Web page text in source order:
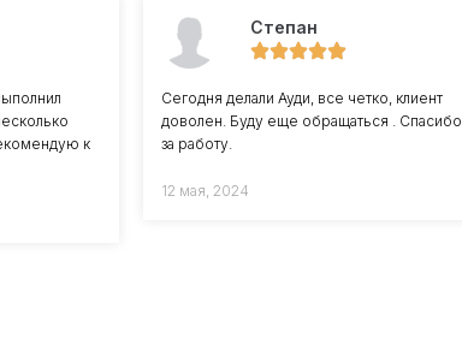
к
Степан
Сегодня делали Ауди, все четко, клиент
доволен. Буду еще обращаться . Спасибо
за работу.
12 мая, 2024